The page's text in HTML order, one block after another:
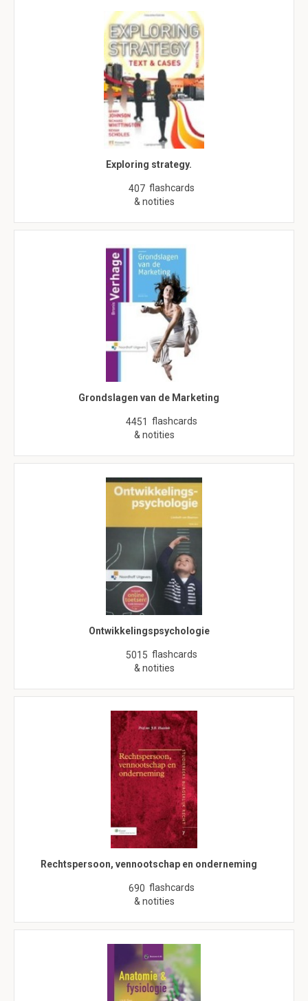
Exploring strategy.
407 flashcards
& notities
Grondslagen van de Marketing
4451 flashcards
& notities
Ontwikkelingspsychologie
5015 flashcards
& notities
Rechtspersoon, vennootschap en onderneming
690 flashcards
& notities